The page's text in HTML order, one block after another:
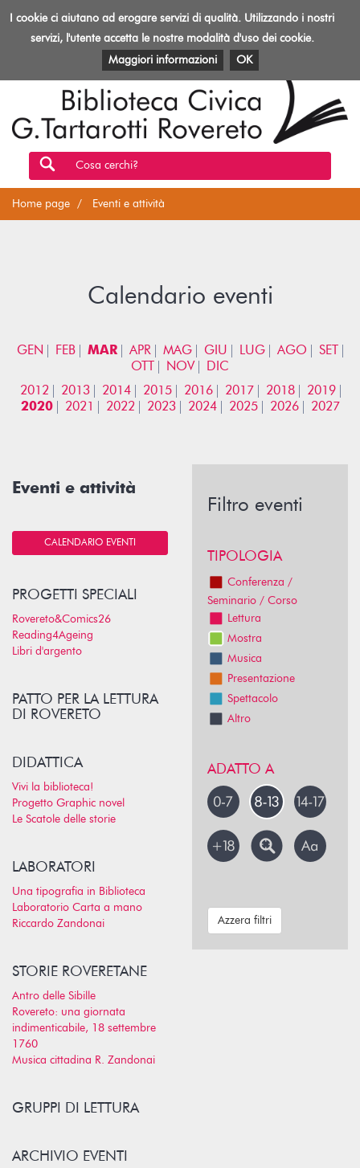
Toggle
Biblioteca
Rovereto
EVENTI E ATTIVITÀ PATRIMONIO E RISORSE
Cosa cerchi?
Home page Eventi e attività
Calendario eventi
GEN FEB MAR APR MAG GIU LUG AGO
SET
OTT
NOV
DIC
2012
2013 2014 2015 2016 2017 2018
2019
2020
2021 2022 2023 2024 2025 2026 2027
Eventi e attività
CALENDARIO EVENTI
PROGETTI SPECIALI
Rovereto&Comics26
Reading4Ageing
Libri d'argento
PATTO PER LA LETTURA
DI ROVERETO
DIDATTICA
Vivi la biblioteca!
Progetto Graphic novel
Le Scatole delle storie
LABORATORI
Una tipografia in Biblioteca
Laboratorio Carta a mano
Riccardo Zandonai
STORIE ROVERETANE
Antro delle Sibille
Rovereto: una giornata
indimenticabile, 18 settembre
1760
Musica cittadina R. Zandonai
GRUPPI DI LETTURA
ARCHIVIO EVENTI
Filtro eventi
TIPOLOGIA
Conferenza /
Seminario / Corso
Lettura
Mostra
Musica
Presentazione
Spettacolo
Altro
ADATTO A
Azzera filtri
I cookie ci aiutano ad erogare servizi di qualità. Utilizzando i nostri
servizi, l'utente accetta le nostre modalità d'uso dei cookie.
Maggiori informazioni
OK